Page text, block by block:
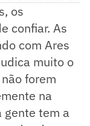
os
confiar. As
com Ares
muito o
forem
na
gente tem a